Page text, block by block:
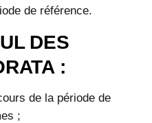
de référence.
DES
:
de la période de
;